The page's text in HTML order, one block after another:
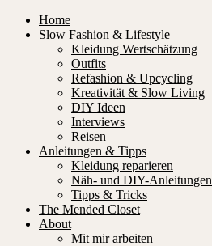
Home
Slow Fashion & Lifestyle
Kleidung Wertschätzung
Outfits
Refashion & Upcycling
Kreativität & Slow Living
DIY Ideen
Interviews
Reisen
Anleitungen & Tipps
Kleidung reparieren
Näh- und DIY-Anleitungen
Tipps & Tricks
The Mended Closet
About
Mit mir arbeiten